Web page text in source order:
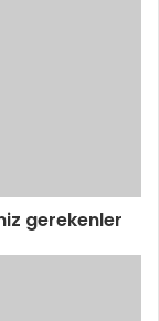
gerekenler